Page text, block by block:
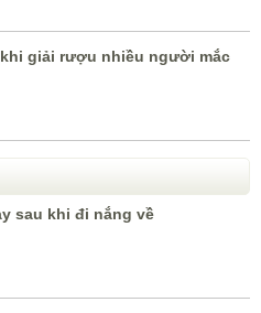
giải rượu nhiều người mắc
sau khi đi nắng về